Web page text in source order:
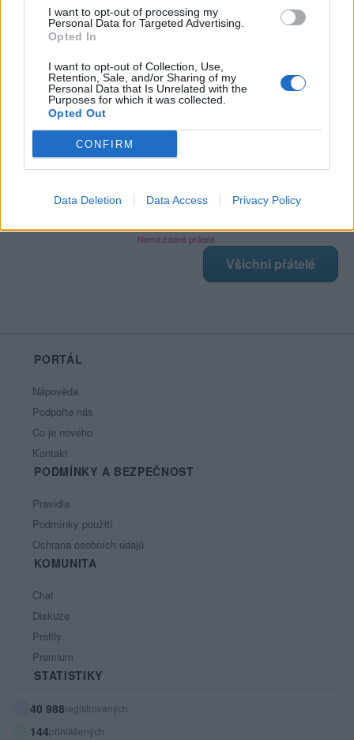
I want to opt-out of processing my
Personal Data for Targeted Advertising.
Opted In
I want to opt-out of Collection, Use,
Retention, Sale, and/or Sharing of my
Personal Data that Is Unrelated with the
Purposes for which it was collected.
Opted Out
CONFIRM
Data Deletion Data Access Privacy Policy
Poslední 3 příspěvky na mé zdi
Zobrazit celou mou zeď
Nemá žádné přátelé.
Všichni přátelé
PORTÁL
Nápověda
Podpořte nás
Co je nového
Kontakt
PODMÍNKY A BEZPEČNOST
Pravidla
Podmínky použití
Ochrana osobních údajů
KOMUNITA
Chat
Diskuze
Profily
Premium
STATISTIKY
40 988registrovaných
144přihlášených